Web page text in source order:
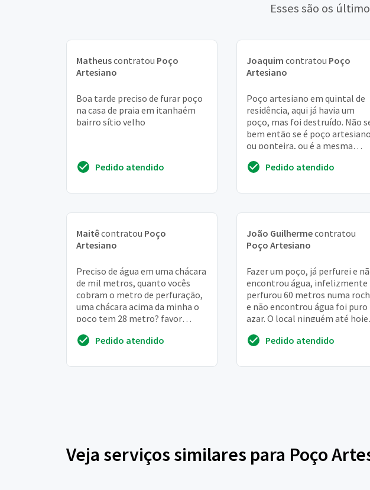
Esses são os
Matheuscontratou Poço
Artesiano
Boa tarde preciso de furar poço
na casa de praia em itanhaém
bairro sítio velho
Pedido atendido
Joaquim contratou Poço
Artesiano
Poço artesiano em quintal de
residência, aqui já havia um
poço, mas foi destruído. Não
bem então se é poço
ou ponteira, ou é a mesma
Pedido atendido
Maitêcontratou Poço
Artesiano
Preciso de água em uma chácara
de mil metros, quanto vocês
cobram o metro de perfuração,
uma chácara acima da minha o
poço tem 28 metro? favor
Pedido atendido
João Guilhermecontratou
Poço Artesiano
Fazer um poço, já perfurei e
encontrou água, infelizmente
perfurou 60 metros numa
e não encontrou água foi puro
azar. O local ninguém até hoje
águ...Pedido atendido
Veja serviços similares para Poço